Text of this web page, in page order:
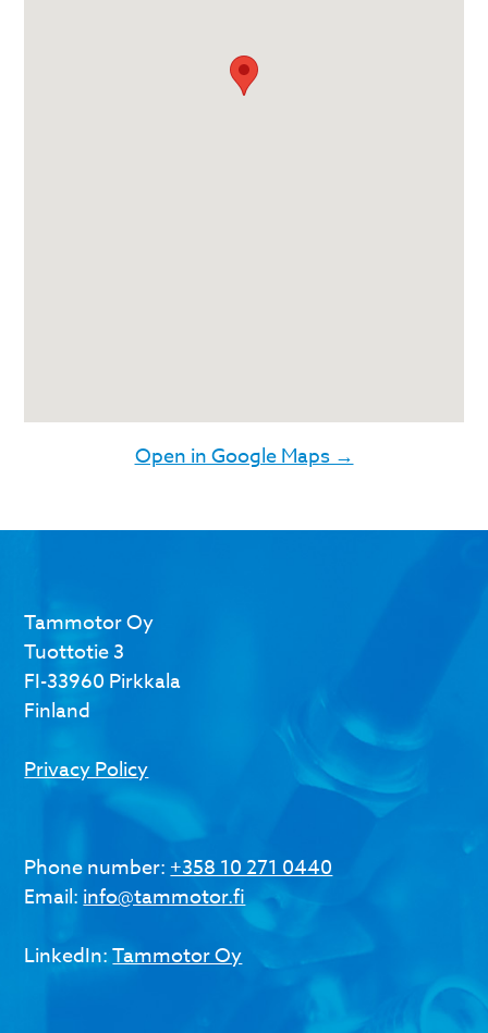
Open in Google Maps →
Tammotor Oy
Tuottotie 3
FI-33960 Pirkkala
Finland
Privacy Policy
Phone number:+358 10 271 0440
Email:info@tammotor.fi
LinkedIn:Tammotor Oy